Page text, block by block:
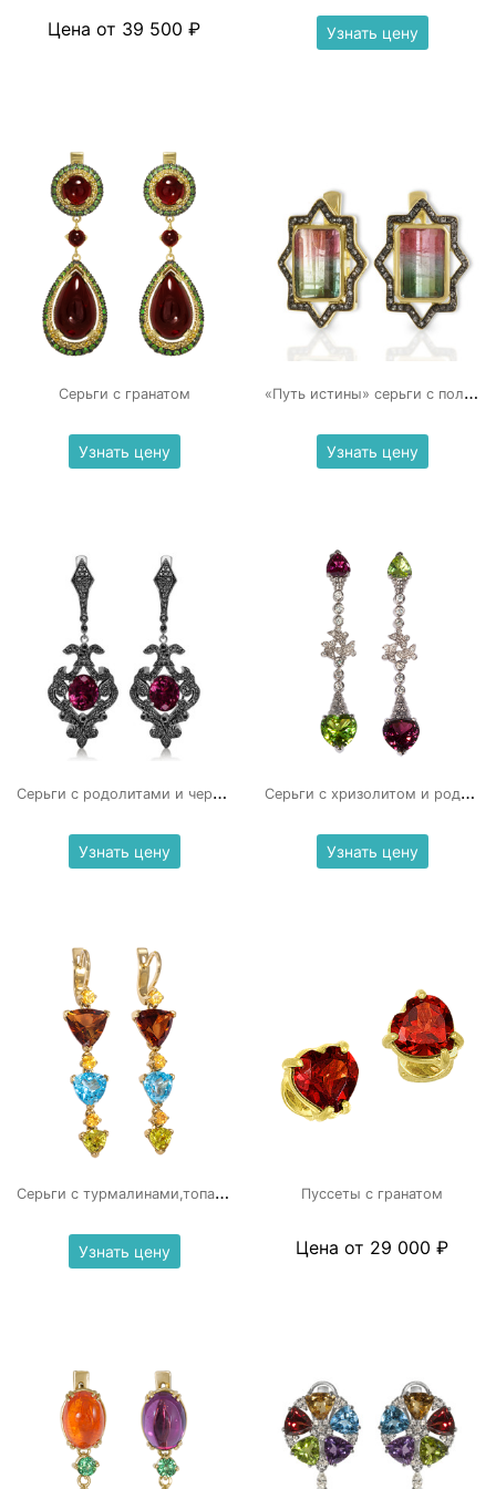
Цена от 39 500 ₽ Узнать цену
Серьги с гранатом
Узнать цену
«
Путь истины» серьги с полихромным турмалином
Узнать цену
С
ерьги с родолитами и черными бриллиантами
Узнать цену
С
ерьги с хризолитом и родолитом
Узнать цену
С
ерьги с турмалинами,топазами,гранатами
Узнать цену
Пуссеты с гранатом
Цена от 29 000 ₽